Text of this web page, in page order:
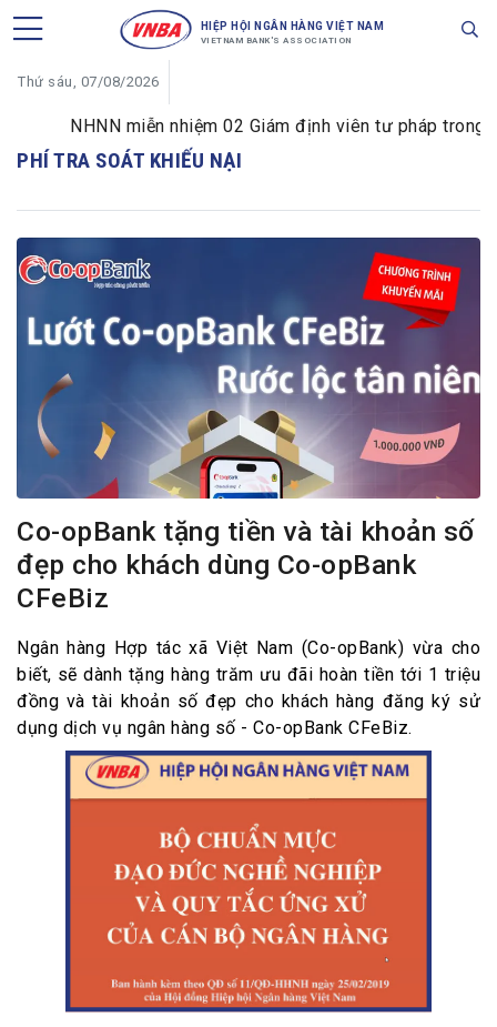
HIỆP HỘI NGÂN HÀNG VIỆT NAM
VIETNAM BANK'S ASSOCIATION
Thứ sáu, 07/08/2026
NHNN miễn nhiệm 02 Giám định viên tư pháp trong
PHÍ TRA SOÁT KHIẾU NẠI
Co-opBank tặng tiền và tài khoản số
đẹp cho khách dùng Co-opBank
CFeBiz
Ngân hàng Hợp tác xã Việt Nam (Co-opBank) vừa cho
biết, sẽ dành tặng hàng trăm ưu đãi hoàn tiền tới 1 triệu
đồng và tài khoản số đẹp cho khách hàng đăng ký sử
dụng dịch vụ ngân hàng số - Co-opBank CFeBiz.